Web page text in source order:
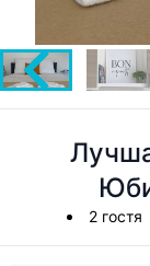
2 гостя